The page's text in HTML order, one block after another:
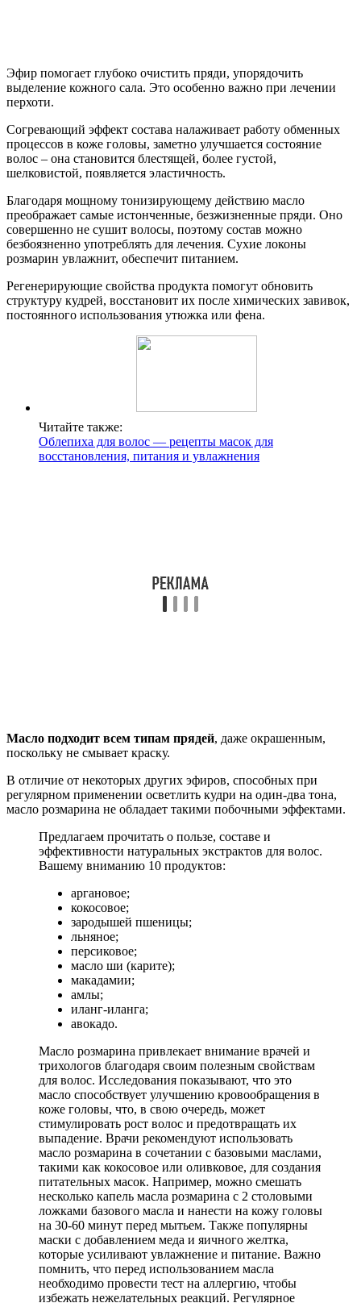
Эфир помогает глубоко очистить пряди, упорядочить
выделение кожного сала. Это особенно важно при лечении
перхоти.
Согревающий эффект состава налаживает работу обменных
процессов в коже головы, заметно улучшается состояние
волос – она становится блестящей, более густой,
шелковистой, появляется эластичность.
Благодаря мощному тонизирующему действию масло
преображает самые истонченные, безжизненные пряди. Оно
совершенно не сушит волосы, поэтому состав можно
безбоязненно употреблять для лечения. Сухие локоны
розмарин увлажнит, обеспечит питанием.
Регенерирующие свойства продукта помогут обновить
структуру кудрей, восстановит их после химических завивок,
постоянного использования утюжка или фена.
Читайте также:
Облепиха для волос — рецепты масок для
восстановления, питания и увлажнения
Масло подходит всем типам прядей, даже окрашенным,
поскольку не смывает краску.
В отличие от некоторых других эфиров, способных при
регулярном применении осветлить кудри на один-два тона,
масло розмарина не обладает такими побочными эффектами.
Предлагаем прочитать о пользе, составе и
эффективности натуральных экстрактов для волос.
Вашему вниманию 10 продуктов:
аргановое;
кокосовое;
зародышей пшеницы;
льняное;
персиковое;
масло ши (карите);
макадамии;
амлы;
иланг-иланга;
авокадо.
Масло розмарина привлекает внимание врачей и
трихологов благодаря своим полезным свойствам
для волос. Исследования показывают, что это
масло способствует улучшению кровообращения в
коже головы, что, в свою очередь, может
стимулировать рост волос и предотвращать их
выпадение. Врачи рекомендуют использовать
масло розмарина в сочетании с базовыми маслами,
такими как кокосовое или оливковое, для создания
питательных масок. Например, можно смешать
несколько капель масла розмарина с 2 столовыми
ложками базового масла и нанести на кожу головы
на 30-60 минут перед мытьем. Также популярны
маски с добавлением меда и яичного желтка,
которые усиливают увлажнение и питание. Важно
помнить, что перед использованием масла
необходимо провести тест на аллергию, чтобы
избежать нежелательных реакций. Регулярное